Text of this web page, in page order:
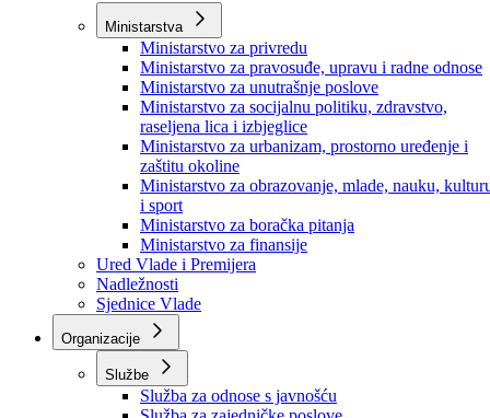
Vlada BPK Goražde
Premijer
Članovi Vlade
Ministarstva
Ministarstvo za privredu
Ministarstvo za pravosuđe, upravu i radne odnose
Ministarstvo za unutrašnje poslove
Ministarstvo za socijalnu politiku, zdravstvo,
raseljena lica i izbjeglice
Ministarstvo za urbanizam, prostorno uređenje i
zaštitu okoline
Ministarstvo za obrazovanje, mlade, nauku,
i sport
Ministarstvo za boračka pitanja
Ministarstvo za finansije
Ured Vlade i Premijera
Nadležnosti
Sjednice Vlade
Organizacije